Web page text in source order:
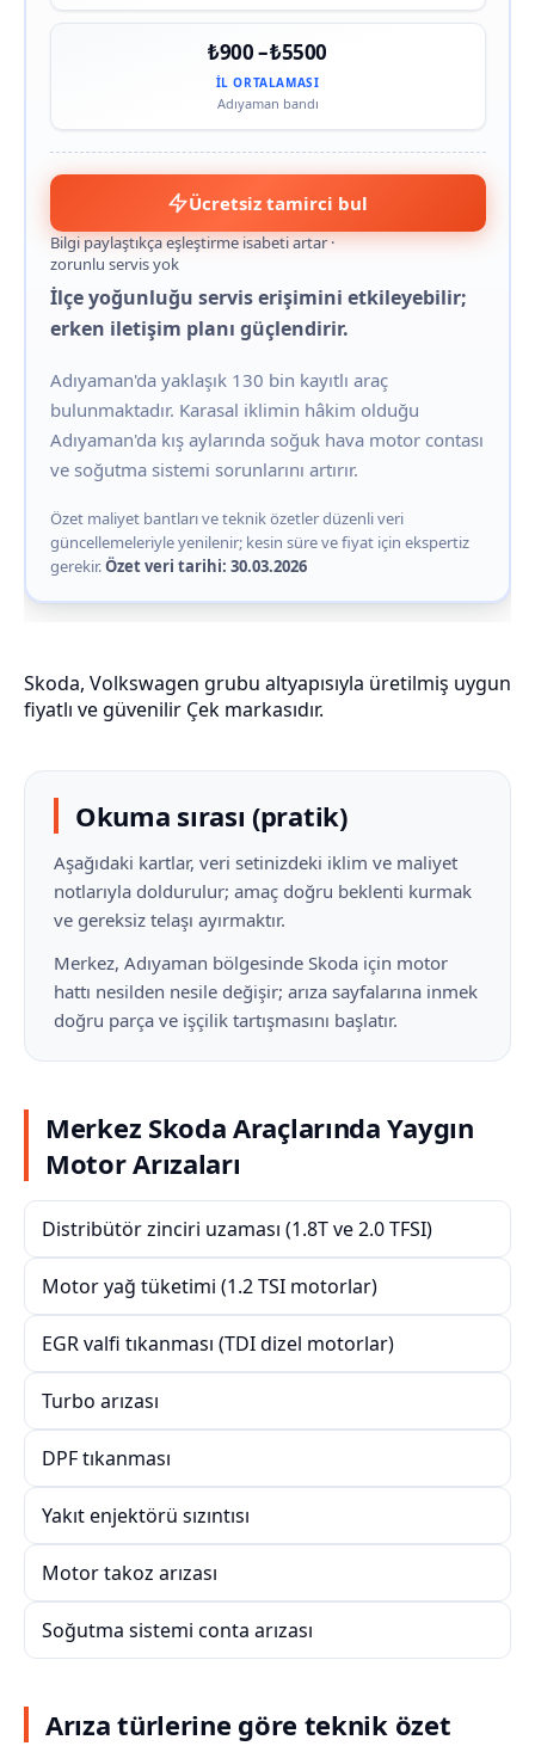
₺900 – ₺5500
İL ORTALAMASI
Adıyaman bandı
Ücretsiz tamirci bul
Bilgi paylaştıkça eşleştirme isabeti artar ·
zorunlu servis yok
İlçe yoğunluğu servis erişimini etkileyebilir;
erken iletişim planı güçlendirir.
Adıyaman'da yaklaşık 130 bin kayıtlı araç
bulunmaktadır. Karasal iklimin hâkim olduğu
Adıyaman'da kış aylarında soğuk hava motor contası
ve soğutma sistemi sorunlarını artırır.
Özet maliyet bantları ve teknik özetler düzenli veri
güncellemeleriyle yenilenir; kesin süre ve fiyat için ekspertiz
gerekir.Özet veri tarihi: 30.03.2026
Skoda, Volkswagen grubu altyapısıyla üretilmiş uygun
fiyatlı ve güvenilir Çek markasıdır.
Okuma sırası (pratik)
Aşağıdaki kartlar, veri setinizdeki iklim ve maliyet
notlarıyla doldurulur; amaç doğru beklenti kurmak
ve gereksiz telaşı ayırmaktır.
Merkez, Adıyaman bölgesinde Skoda için motor
hattı nesilden nesile değişir; arıza sayfalarına inmek
doğru parça ve işçilik tartışmasını başlatır.
Merkez Skoda Araçlarında Yaygın
Motor Arızaları
Distribütör zinciri uzaması (1.8T ve 2.0 TFSI)
Motor yağ tüketimi (1.2 TSI motorlar)
EGR valfi tıkanması (TDI dizel motorlar)
Turbo arızası
DPF tıkanması
Yakıt enjektörü sızıntısı
Motor takoz arızası
Soğutma sistemi conta arızası
Arıza türlerine göre teknik özet